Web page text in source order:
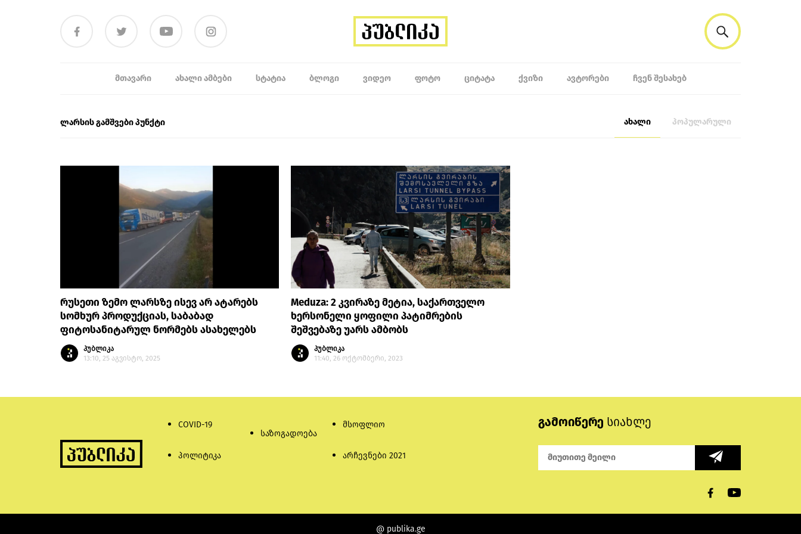
ᲛᲗᲐᲕᲐᲠᲘ ᲐᲮᲐᲚᲘ ᲐᲛᲑᲔᲑᲘ ᲡᲢᲐᲢᲘᲐ ᲑᲚᲝᲒᲘ ᲕᲘᲓᲔᲝ ᲤᲝᲢᲝ ᲪᲘᲢᲐᲢᲐ ᲥᲕᲘᲖᲘ ᲐᲕᲢᲝᲠᲔᲑᲘ ᲩᲕᲔᲜ ᲨᲔᲡᲐᲮᲔᲑ
ლარსის გამშვები პუნქტი ახალი პოპულარული
რუსეთი ზემო ლარსზე ისევ არ ატარებს
სომხურ პროდუქციას, საბაბად
ფიტოსანიტარულ ნორმებს ასახელებს
პუბლიკა
13:10, 25 აგვისტო, 2025
Meduza: 2 კვირაზე მეტია, საქართველო
ხერსონელი ყოფილი პატიმრების
შეშვებაზე უარს ამბობს
პუბლიკა
11:40, 26 ოქტომბერი, 2023
COVID-19
პოლიტიკა
საზოგადოება
მსოფლიო
არჩევნები 2021
გამოიწერე სიახლე
@ publika.ge